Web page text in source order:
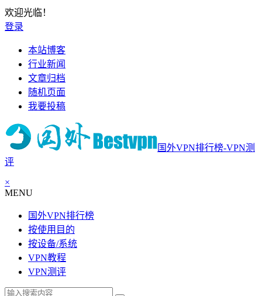
欢迎光临！
登录
本站博客
行业新闻
文章归档
随机页面
我要投稿
国外VPN排行榜-VPN测
评
×
MENU
国外VPN排行榜
按使用目的
按设备/系统
VPN教程
VPN测评